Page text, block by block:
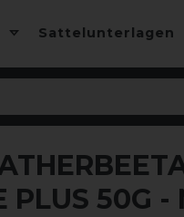
Sattelunterlagen
PLUS 50G -